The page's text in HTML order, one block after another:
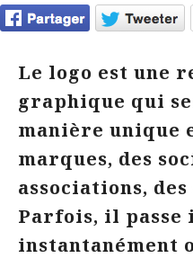
Le logo est une
graphique qui
manière unique
marques, des
associations,
Parfois, il passe
instantanément